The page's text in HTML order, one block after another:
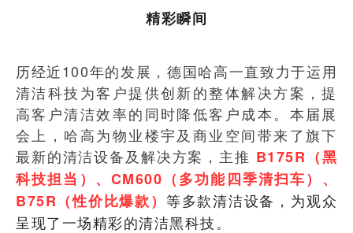
精彩瞬间
历经近100年的发展，德国哈高一直致力于运用
清洁科技为客户提供创新的整体解决方案，提
高客户清洁效率的同时降低客户成本。本届展
会上，哈高为物业楼宇及商业空间带来了旗下
最新的清洁设备及解决方案，主推 B175R（黑
科技担当）、CM600（多功能四季清扫车）、
B75R（性价比爆款） 等多款清洁设备，为观众
呈现了一场精彩的清洁黑科技。